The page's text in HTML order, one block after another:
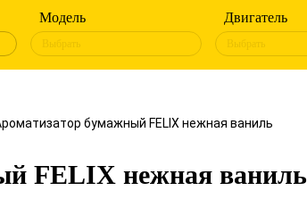
Модель
Выбрать
Двигатель
Выбрать
бумажный FELIX нежная ваниль
FELIX нежная ваниль